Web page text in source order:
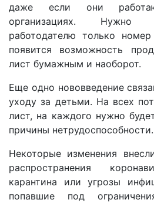
даже если они
организациях. Нужно
работодателю только
появится возможность
лист бумажным и наоборот.
Еще одно нововведение
уходу за детьми. На всех
лист, на каждого нужно
причины нетрудоспособности.
Некоторые изменения
распространения
карантина или угрозы
попавшие под